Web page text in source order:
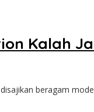
Kalah
beragam